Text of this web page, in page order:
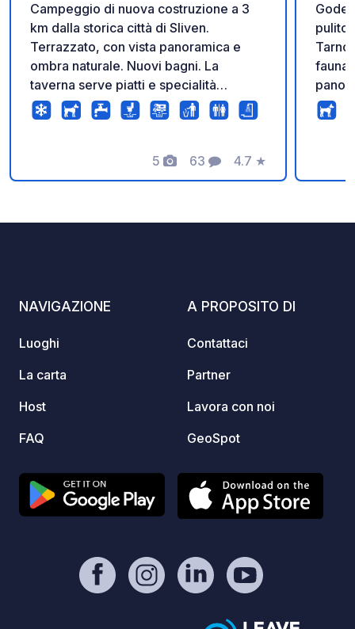
Campeggio di nuova costruzione a 3
km dalla storica città di Sliven.
Terrazzato, con vista panoramica e
ombra naturale. Nuovi bagni. La
taverna serve piatti e specialità
tradizionali bulgare. Luogo ideale per
attività ricreative e visite turistiche nella
5
Foto
63
Commenti
4.7
Valutazione
★
pulito
fauna
del
NAVIGAZIONE
Luoghi
La carta
Host
FAQ
A PROPOSITO DI
Contattaci
Partner
Lavora con noi
GeoSpot